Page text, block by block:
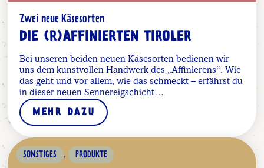
Zwei neue Käsesorten
DIE (R)AFFINIERTEN TIROLER
Bei unseren beiden neuen Käsesorten bedienen wir
uns dem kunstvollen Handwerk des „Affinierens“. Wie
das geht und vor allem, wie das schmeckt – erfährst du
in dieser neuen Sennereigschicht…
MEHR DAZU
SONSTIGES , PRODUKTE